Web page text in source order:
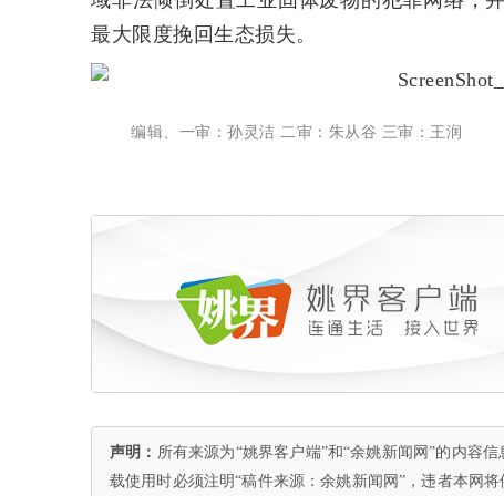
最大限度挽回生态损失。
编辑、一审：孙灵洁 二审：朱从谷 三审：王润
声明： 所有来源为“姚界客户端”和“余姚新闻网”的内容
载使用时必须注明“稿件来源：余姚新闻网”，违者本网